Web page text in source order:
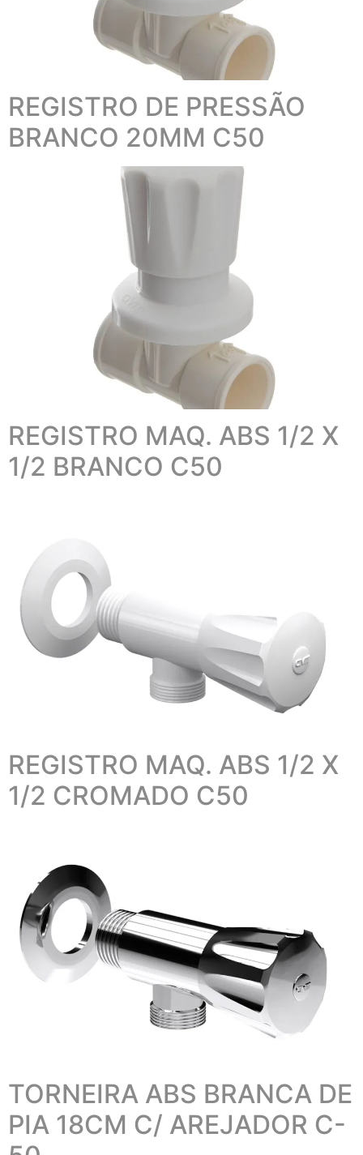
REGISTRO DE PRESSÃO
BRANCO 20MM C50
REGISTRO MAQ. ABS 1/2 X
1/2 BRANCO C50
REGISTRO MAQ. ABS 1/2 X
1/2 CROMADO C50
TORNEIRA ABS BRANCA DE
PIA 18CM C/ AREJADOR C-